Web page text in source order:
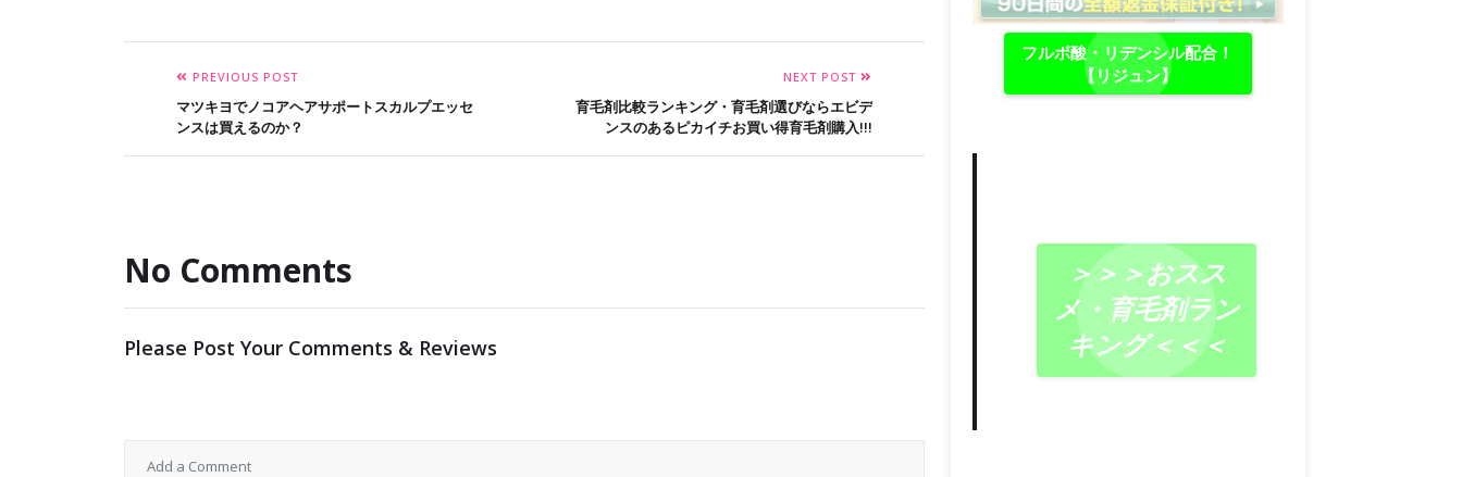
PREVIOUS POST
マツキヨでノコアヘアサポートスカルプエッセ
ンスは買えるのか？
NEXT POST
育毛剤比較ランキング・育毛剤選びならエビデ
ンスのあるピカイチお買い得育毛剤購入!!!
No Comments
Please Post Your Comments & Reviews
フルボ酸・リデンシル配合！
【リジュン】
＞＞＞おスス
メ・育毛剤ラン
キング＜＜＜